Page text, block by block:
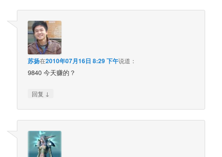
苏扬在2010年07月16日 8:29 下午说道：
9840 今天赚的？
回复 ↓